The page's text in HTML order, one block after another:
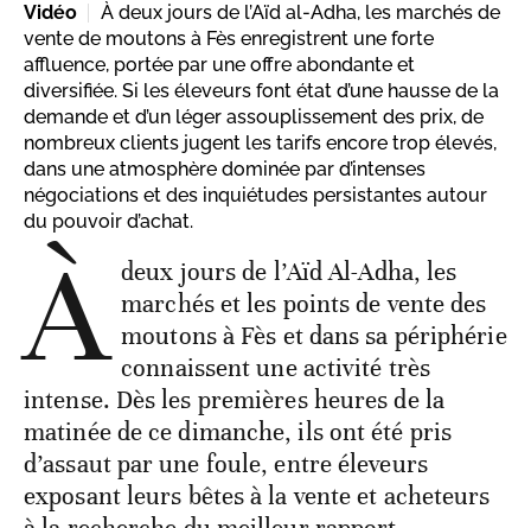
Vidéo
À deux jours de l’Aïd al-Adha, les marchés de
vente de moutons à Fès enregistrent une forte
affluence, portée par une offre abondante et
diversifiée. Si les éleveurs font état d’une hausse de la
demande et d’un léger assouplissement des prix, de
nombreux clients jugent les tarifs encore trop élevés,
dans une atmosphère dominée par d’intenses
négociations et des inquiétudes persistantes autour
du pouvoir d’achat.
À deux jours de l’Aïd Al-Adha, les
marchés et les points de vente des
moutons à Fès et dans sa périphérie
connaissent une activité très
intense. Dès les premières heures de la
matinée de ce dimanche, ils ont été pris
d’assaut par une foule, entre éleveurs
exposant leurs bêtes à la vente et acheteurs